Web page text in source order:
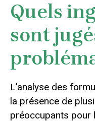
Quels
sont
L’analyse des
la présence de
préoccupants pour